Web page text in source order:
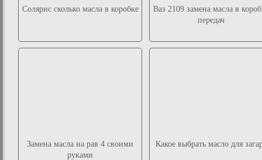
Солярис сколько масла в коробке
Ваз 2109 замена масла в
передач
Замена масла на рав 4 своими
руками
Какое выбрать масло для